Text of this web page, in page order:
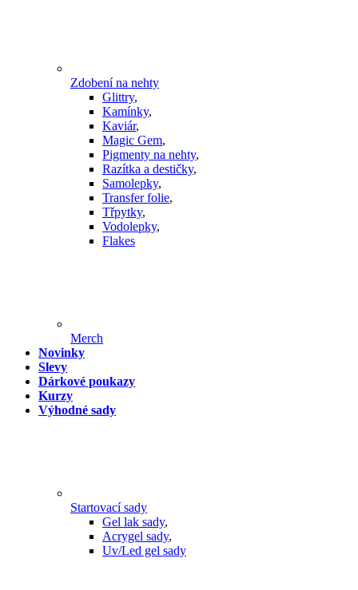
Zdobení na nehty
Glittry,
Kamínky,
Kaviár,
Magic Gem,
Pigmenty na nehty,
Razítka a destičky,
Samolepky,
Transfer folie,
Třpytky,
Vodolepky,
Flakes
Merch
Novinky
Slevy
Dárkové poukazy
Kurzy
Výhodné sady
Startovací sady
Gel lak sady,
Acrygel sady,
Uv/Led gel sady